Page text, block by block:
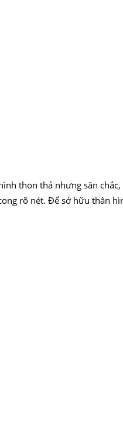
thon thả nhưng săn
rõ nét. Để sở hữu thân